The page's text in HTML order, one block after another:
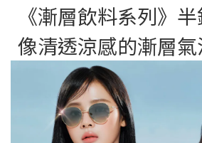
《漸層飲料系列》
像清透涼感的漸層